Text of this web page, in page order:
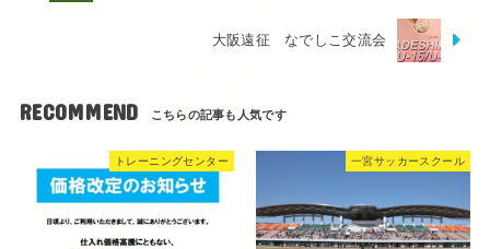
大阪遠征 なでしこ交流会
RECOMMEND
トレーニングセンター 一宮サッカースクール